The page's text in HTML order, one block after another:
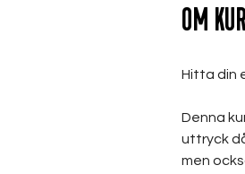
OM
Hitta din
Denna
uttryck
men